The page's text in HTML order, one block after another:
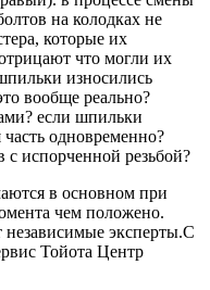
на колодках не
которые их
что могли их
износились
вообще реально?
если шпильки
одновременно?
с испорченной резьбой?
в основном при
чем положено.
эксперты.С
Тойота Центр